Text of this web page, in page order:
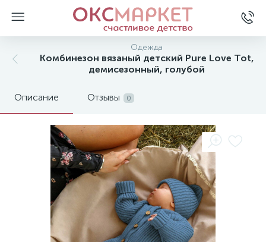
Одежда
Комбинезон вязаный детский Pure Love Tot,
демисезонный, голубой
Описание Отзывы 0